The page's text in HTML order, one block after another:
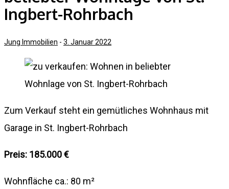
Ingbert-Rohrbach
Jung Immobilien - 3. Januar 2022
Zum Verkauf steht ein gemütliches Wohnhaus mit
Garage in St. Ingbert-Rohrbach
Preis: 185.000 €
Wohnfläche ca.: 80 m²